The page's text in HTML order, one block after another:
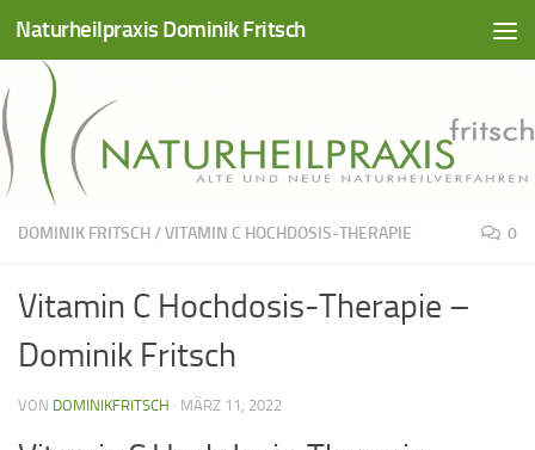
Zum Inhalt springen
Naturheilpraxis Dominik Fritsch
DOMINIK FRITSCH/VITAMIN C HOCHDOSIS-THERAPIE 0
Vitamin C Hochdosis-Therapie –
Dominik Fritsch
VON DOMINIKFRITSCH · MÄRZ 11, 2022